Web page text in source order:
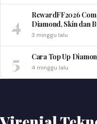
4
RewardFF2026
Diamond, Skin dan
3 minggu lalu
5 Cara Top Up
4 minggu lalu